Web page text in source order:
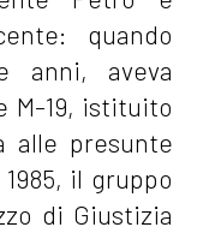
quando
anni, aveva
M-19, istituito
alle presunte
il gruppo
di Giustizia